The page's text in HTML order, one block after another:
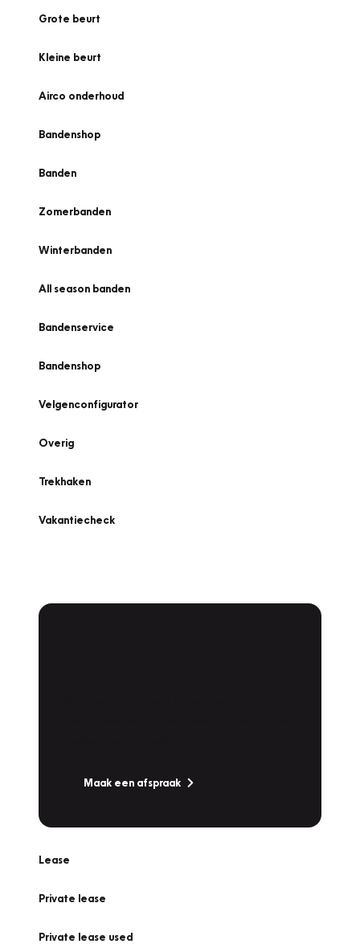
Grote beurt
Kleine beurt
Airco onderhoud
Bandenshop
Banden
Zomerbanden
Winterbanden
All season banden
Bandenservice
Bandenshop
Velgenconfigurator
Overig
Trekhaken
Vakantiecheck
Maak een afspraak
Lease
Private lease
Private lease used